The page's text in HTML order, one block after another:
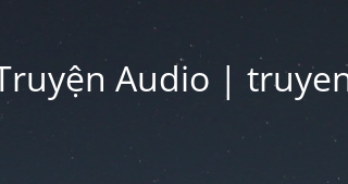
Audio |